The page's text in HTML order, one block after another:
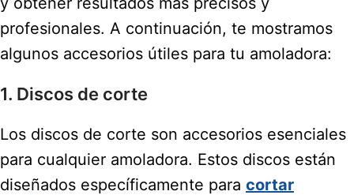
profesionales. A continuación, te mostramos
algunos accesorios útiles para tu amoladora:
1. Discos de corte
Los discos de corte son accesorios esenciales
para cualquier amoladora. Estos discos están
diseñados específicamente para cortar